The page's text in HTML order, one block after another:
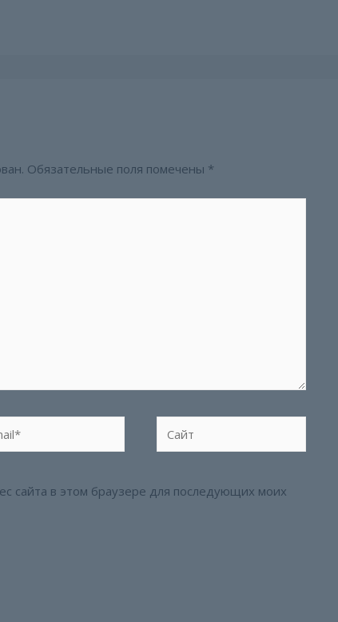
Обязательные поля помечены *
сайта в этом браузере для последующих моих